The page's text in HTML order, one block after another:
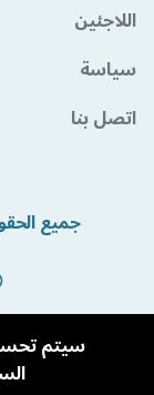
اللاجئين
سياسة
اتصل بنا
جميع
سيتم